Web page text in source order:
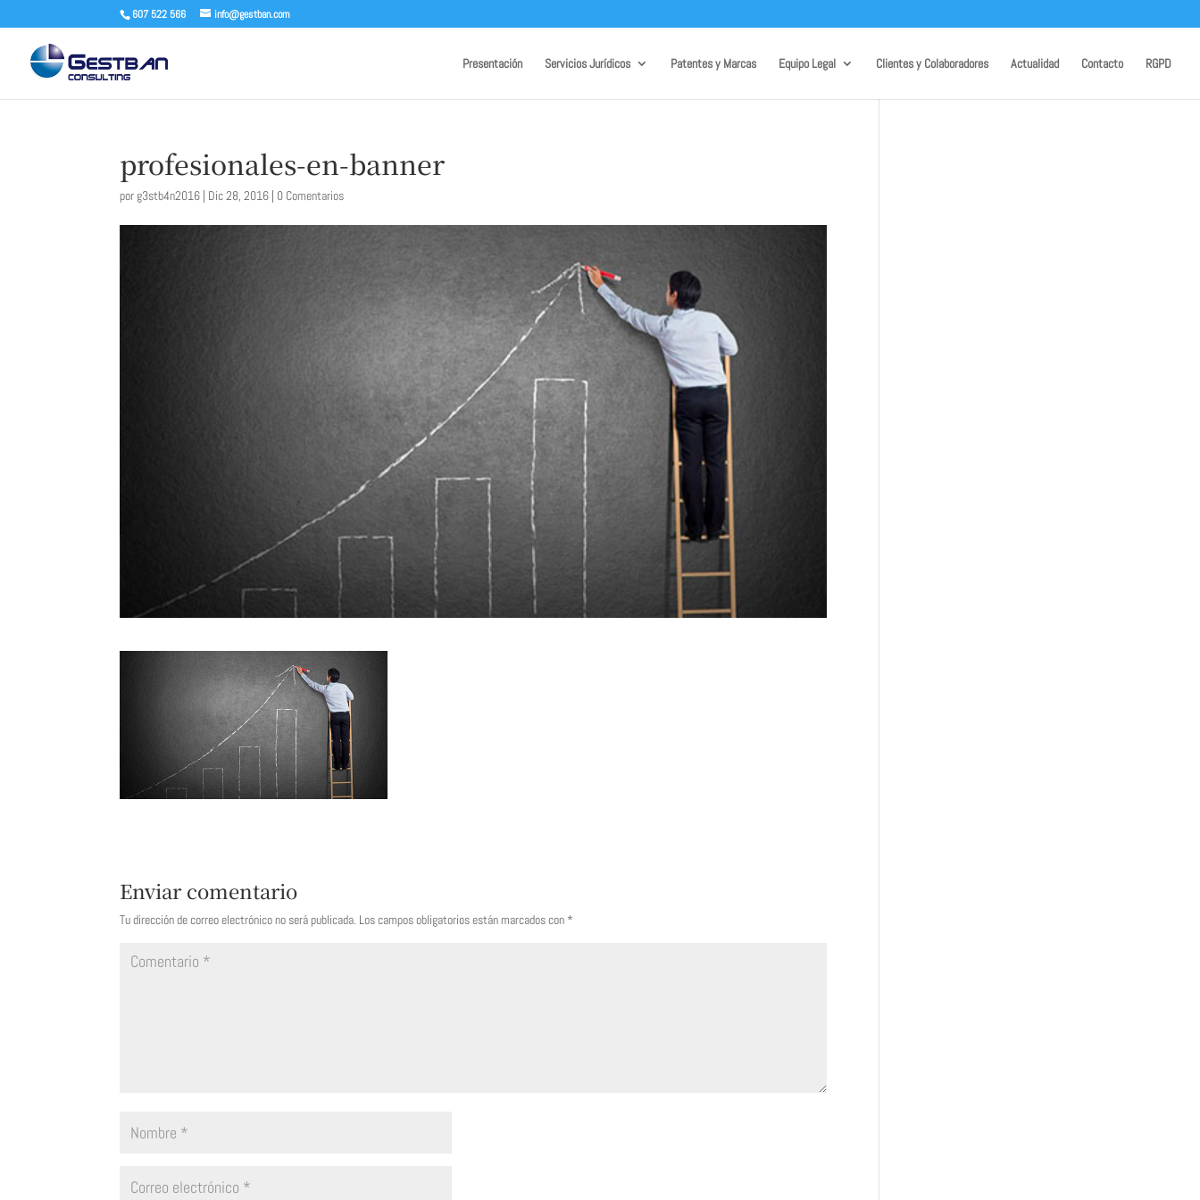
607 522 566 info@gestban.com
Presentación Servicios Jurídicos Patentes y Marcas Equipo Legal Clientes y Colaboradores Actualidad Contacto RGPD
profesionales-en-banner
por g3stb4n2016 | Dic 28, 2016 | 0 Comentarios
Enviar comentario
Tu dirección de correo electrónico no será publicada. Los campos obligatorios están marcados con *